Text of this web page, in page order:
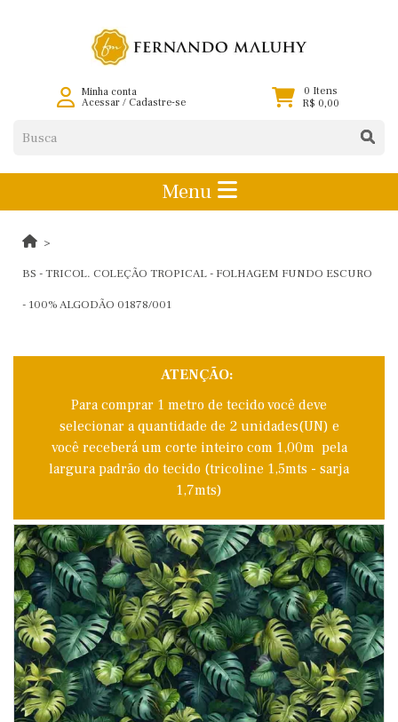
Minha conta
Acessar/ Cadastre-se
0 Itens
R$ 0,00
Menu
BS - TRICOL. COLEÇÃO TROPICAL - FOLHAGEM FUNDO ESCURO
- 100% ALGODÃO 01878/001
ATENÇÃO:
Para comprar 1 metro de tecido você deve
selecionar a quantidade de 2 unidades(UN) e
você receberá um corte inteiro com 1,00m pela
largura padrão do tecido (tricoline 1,5mts - sarja
1,7mts)